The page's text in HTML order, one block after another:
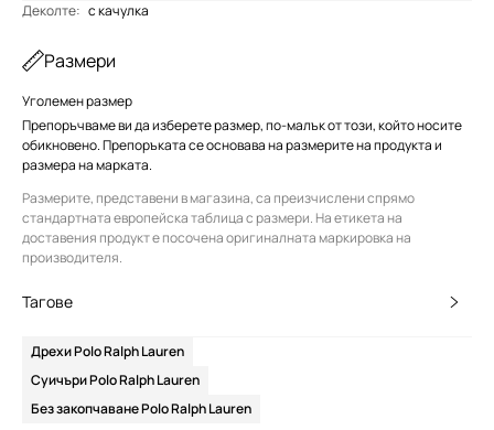
Деколте: с качулка
Размери
Уголемен размер
Препоръчваме ви да изберете размер, по-малък от този, който носите
обикновено. Препоръката се основава на размерите на продукта и
размера на марката.
Размерите, представени в магазина, са преизчислени спрямо
стандартната европейска таблица с размери. На етикета на
доставения продукт е посочена оригиналната маркировка на
производителя.
Тагове
Дрехи Polo Ralph Lauren
Суичъри Polo Ralph Lauren
Без закопчаване Polo Ralph Lauren